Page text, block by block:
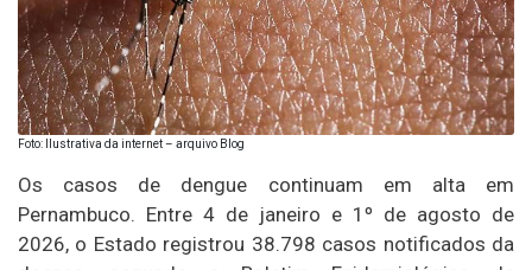
Foto: Ilustrativa da internet – arquivo Blog
Os casos de dengue continuam em alta em
Pernambuco. Entre 4 de janeiro e 1º de agosto de
2026, o Estado registrou 38.798 casos notificados da